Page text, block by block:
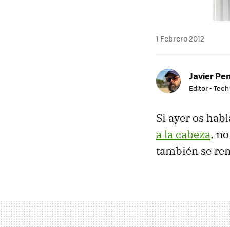
1 Febrero 2012
Javier
Editor - Tech
Si ayer os
a la cabeza,
también se